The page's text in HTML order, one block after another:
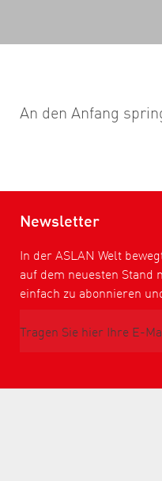
An den Anfang
Newsletter
In der ASLAN Welt
auf dem neuesten Stand
einfach zu abonnieren